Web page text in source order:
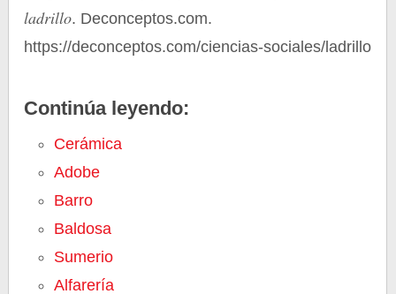
ladrillo. Deconceptos.com.
https://deconceptos.com/ciencias-sociales/ladrillo
Continúa leyendo:
Cerámica
Adobe
Barro
Baldosa
Sumerio
Alfarería